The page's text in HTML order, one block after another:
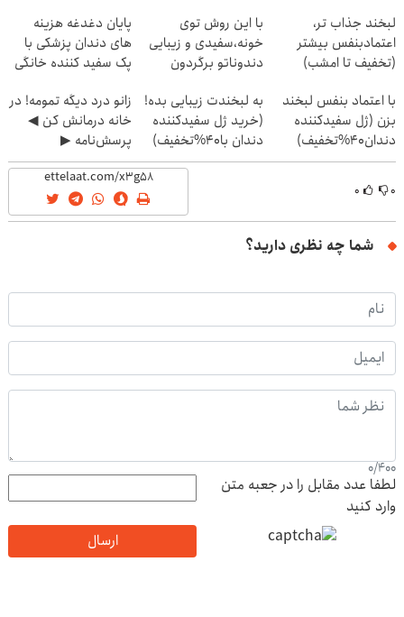
لبخند جذاب تر،
اعتمادبنفس بیشتر
(تخفیف تا امشب)
با این روش توی
خونه،سفیدی و زیبایی
دندوناتو برگردون
پایان دغدغه هزینه
های دندان پزشکی با
پک سفید کننده خانگی
با اعتماد بنفس لبخند
بزن (ژل سفیدکننده
دندان40%تخفیف)
به لبخندت زیبایی بده!
(خرید ژل سفیدکننده
دندان با40%تخفیف)
زانو درد دیگه تمومه! در
خانه درمانش کن ◀
پرسش‌نامه ▶
۰ ۰
شما چه نظری دارید؟
0/400
لطفا عدد مقابل را در جعبه متن
وارد کنید
ارسال